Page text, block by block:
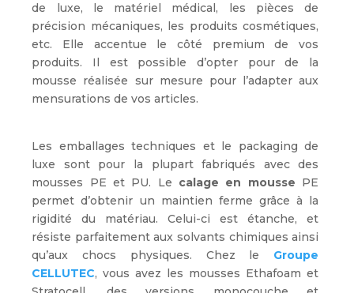
de luxe, le matériel médical, les pièces de
précision mécaniques, les produits cosmétiques,
etc. Elle accentue le côté premium de vos
produits. Il est possible d’opter pour de la
mousse réalisée sur mesure pour l’adapter aux
mensurations de vos articles.
Les emballages techniques et le packaging de
luxe sont pour la plupart fabriqués avec des
mousses PE et PU. Le calage en mousse PE
permet d’obtenir un maintien ferme grâce à la
rigidité du matériau. Celui-ci est étanche, et
résiste parfaitement aux solvants chimiques ainsi
qu’aux chocs physiques. Chez le Groupe
CELLUTEC, vous avez les mousses Ethafoam et